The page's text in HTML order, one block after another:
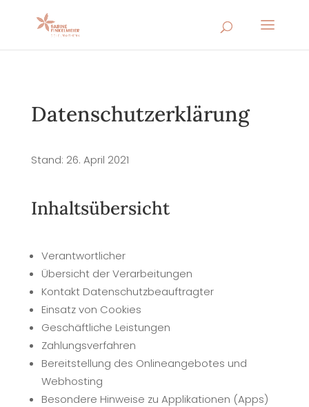
Datenschutzerklärung
Stand: 26. April 2021
Inhaltsübersicht
Verantwortlicher
Übersicht der Verarbeitungen
Kontakt Datenschutzbeauftragter
Einsatz von Cookies
Geschäftliche Leistungen
Zahlungsverfahren
Bereitstellung des Onlineangebotes und
Webhosting
Besondere Hinweise zu Applikationen (Apps)